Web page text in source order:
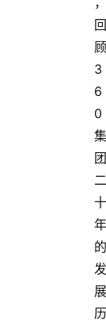
回
顾
3
6
0
集
团
二
十
年
的
发
展
历